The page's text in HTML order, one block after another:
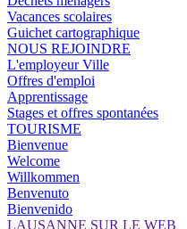
Vacances scolaires
Guichet cartographique
NOUS REJOINDRE
L'employeur Ville
Offres d'emploi
Apprentissage
Stages et offres spontanées
TOURISME
Bienvenue
Welcome
Willkommen
Benvenuto
Bienvenido
LAUSANNE SUR LE WEB